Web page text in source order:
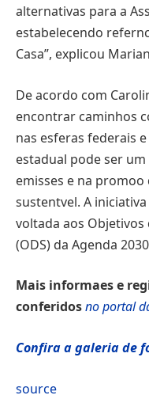
alternativas para a
estabelecendo
Casa”, explicou
De acordo com
encontrar caminhos
nas esferas federais
estadual pode ser
emisses e na
sustentvel. A
voltada aos
(ODS) da Agenda
Mais informaes e
conferidosno portal
Confira a galeria de
source